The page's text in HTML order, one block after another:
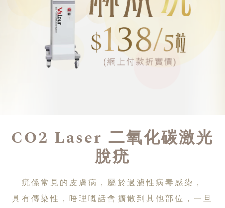
CO2 Laser 二氧化碳激光
脫疣
疣係常見的皮膚病，屬於過濾性病毒感染，
具有傳染性，唔理嘅話會擴散到其他部位，一旦